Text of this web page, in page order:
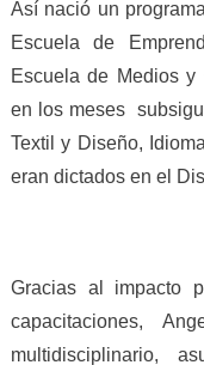
Así nació un
Escuela de
Escuela de Medios
en los meses
Textil y Diseño,
eran dictados en el
Gracias al impacto
capacitaciones,
multidisciplinario,